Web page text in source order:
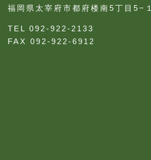
福岡県太宰府市都府楼南5丁目5−１
TEL 092-922-2133
FAX 092-922-6912